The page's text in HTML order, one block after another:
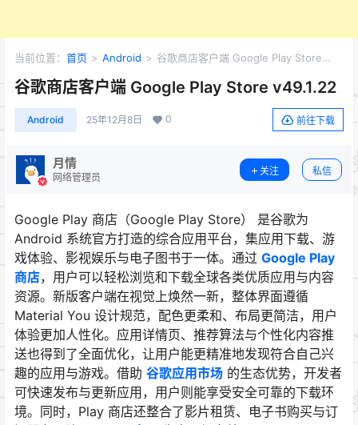
当前位置： 首页 > Android > 谷歌商店客户端 Google Play Store
谷歌商店客户端 Google Play Store v49.1.22
Android 25年12月8日 0 前往下载
月情
网络管理员
关注 私信
Google Play 商店（Google Play Store） 是谷歌为
Android 系统官方打造的综合应用平台，集应用下载、游
戏体验、影视娱乐与电子图书于一体。通过 Google Play
商店，用户可以轻松浏览和下载全球各类优质应用与内容
资源。新版客户端在视觉上焕然一新，整体界面遵循
Material You 设计规范，配色更柔和、布局更简洁，用户
体验更加人性化。应用详情页、推荐算法与个性化内容推
送也得到了全面优化，让用户能更精准地发现符合自己兴
趣的应用与游戏。借助 谷歌应用市场 的生态优势，开发者
可快速发布与更新应用，用户则能享受安全可靠的下载环
境。同时，Play 商店还整合了影片租赁、电子书购买与订